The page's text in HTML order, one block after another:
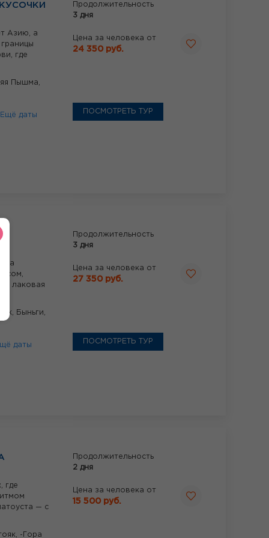
Азию, а
где
Пышма,
Ещё даты
Продолжительность
3 дня
Цена за человека от
24 350 руб.
ПОСМОТРЕТЬ ТУР
и лаковая
Быньги,
даты
Продолжительность
3 дня
Цена за человека от
27 350 руб.
ПОСМОТРЕТЬ ТУР
где
— с
-Гора
Продолжительность
2 дня
Цена за человека от
15 500 руб.